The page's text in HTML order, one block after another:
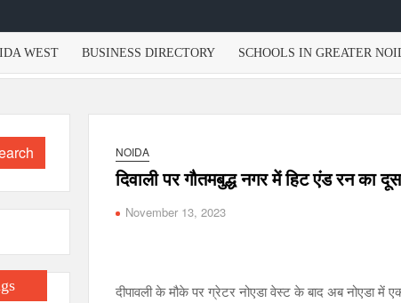
WEST BUSINESS DIRECTORY SCHOOLS IN GREATER
NOIDA
दिवाली पर गौतमबुद्ध नगर में हिट एंड रन का
November 13, 2023
दीपावली के मौके पर ग्रेटर नोएडा वेस्ट के बाद अब नोएडा